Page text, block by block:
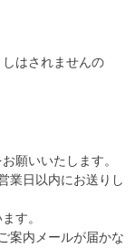
はされませんの
願いいたします。
業日以内にお送りし
す。
案内メールが届かな